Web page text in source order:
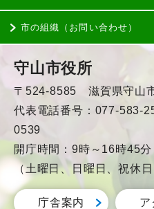
市の組織（お問い合わせ）
守山市役所
〒524-8585 滋賀県守山
代表電話番号：077-583-
0539
開庁時間：9時～16時45分
（土曜日、日曜日、祝休
庁舎案内 ア